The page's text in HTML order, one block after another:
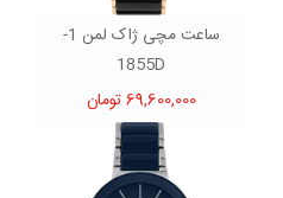
ساعت مچی ژاک لمن 1-
1855D
69,600,000 تومان